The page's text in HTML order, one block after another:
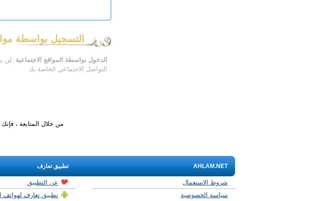
التسجيل بواسطة
الدخول بواسطة المواقع الاجتماعية: لن
التواصل الاجتماعي الخاصة بك
من خلال المتابعة ،
AHLAM.NET تطبيق تعارف
شروط الاستعمال
سياسة الخصوصية
عن التطبيق
تطبيق تعارف لهواتف